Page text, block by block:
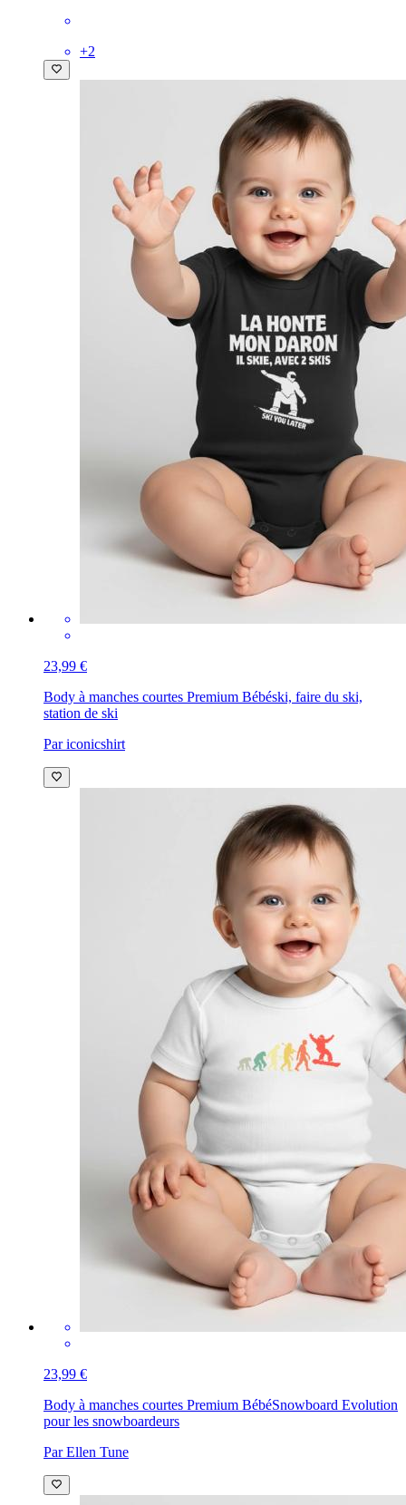
+2
23,99 €
Body à manches courtes Premium Bébéski, faire du ski,
station de ski
Par iconicshirt
23,99 €
Body à manches courtes Premium BébéSnowboard Evolution
pour les snowboardeurs
Par Ellen Tune